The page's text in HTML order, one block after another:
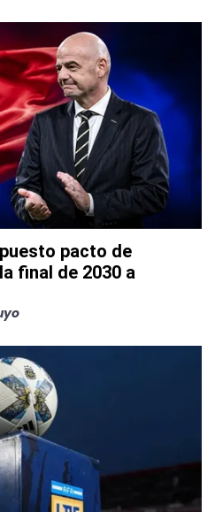
pacto de
final de 2030 a